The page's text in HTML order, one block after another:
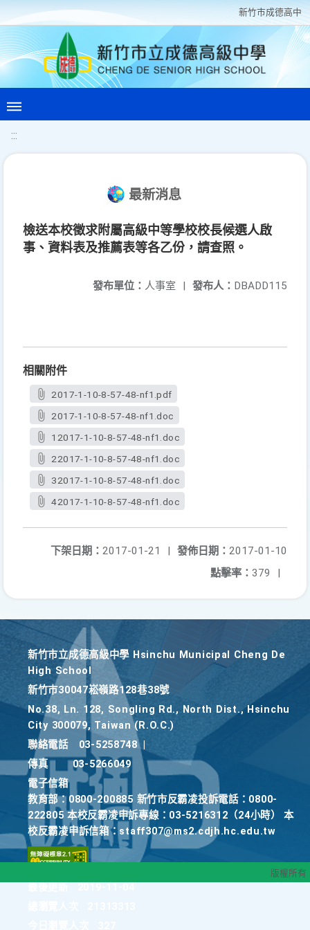
新竹巿成德高中
:::
最新消息
檢送本校徵求附屬高級中等學校校長候選人啟
事、資料表及推薦表等各乙份，請查照。
發布人： DBADD115
發布單位： 人事室 |
相關附件
2017-1-10-8-57-48-nf1.pdf
2017-1-10-8-57-48-nf1.doc
12017-1-10-8-57-48-nf1.doc
22017-1-10-8-57-48-nf1.doc
32017-1-10-8-57-48-nf1.doc
42017-1-10-8-57-48-nf1.doc
發佈日期： 2017-01-10
下架日期： 2017-01-21
|
點擊率： 379 |
新竹巿立成德高級中學 Hsinchu Municipal Cheng De
High School
新竹巿30047崧嶺路128巷38號
No.38, Ln. 128, Songling Rd., North Dist., Hsinchu
City 300079, Taiwan (R.O.C.)
聯絡電話
03-5258748
傳真
03-5266049
電子信箱
教育部：0800-200885 新竹市反霸凌投訴電話：0800-
222805 本校反霸凌申訴專線：03-5216312（24小時） 本
校反霸凌申訴信箱：staff307@ms2.cdjh.hc.edu.tw
版權所有